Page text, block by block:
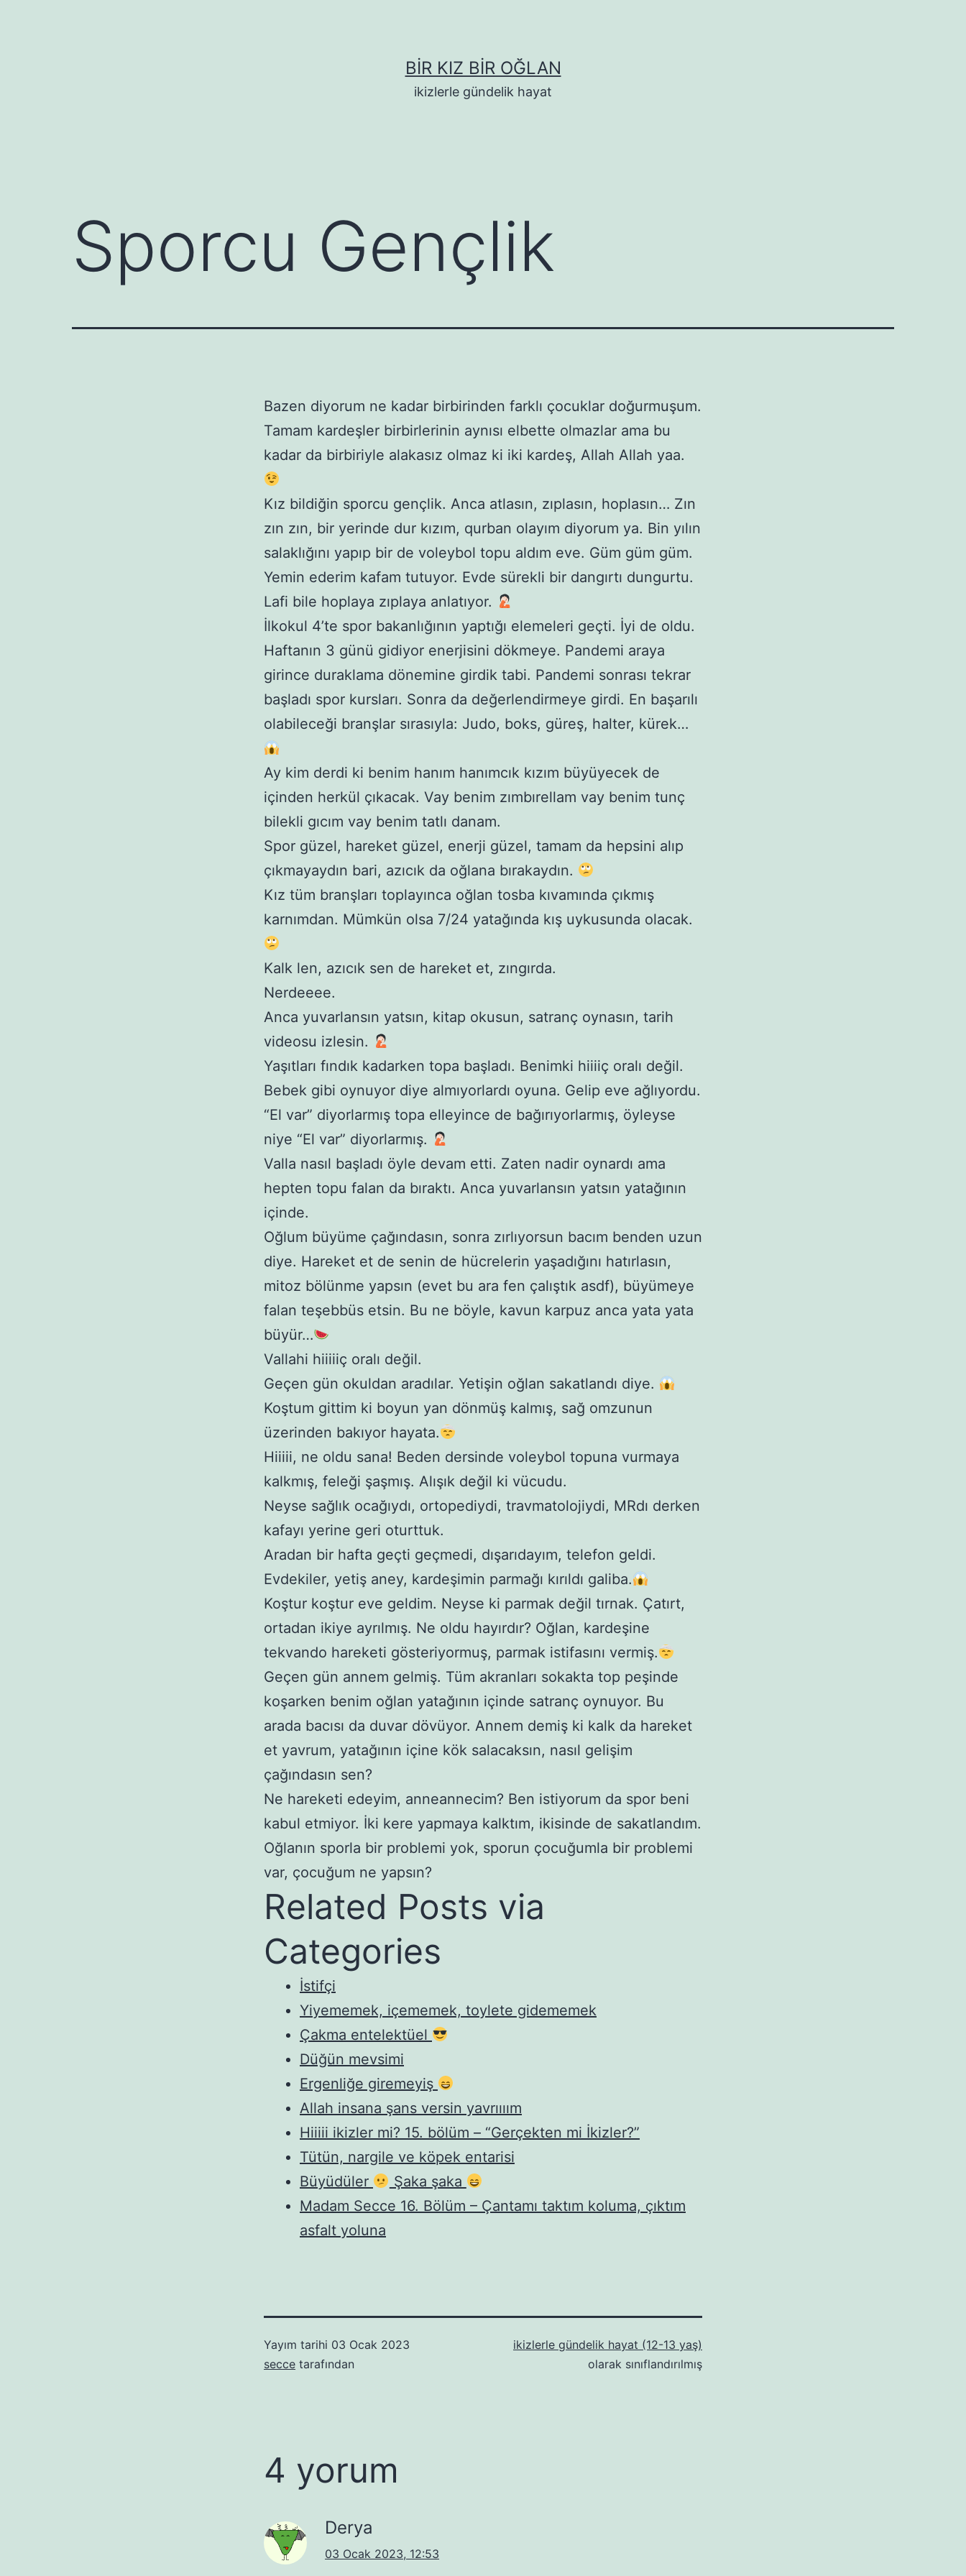
BIR KIZ BIR OĞLAN
ikizlerle gündelik hayat
Sporcu Gençlik
Bazen diyorum ne kadar birbirinden farklı çocuklar doğurmuşum.
Tamam kardeşler birbirlerinin aynısı elbette olmazlar ama bu
kadar da birbiriyle alakasız olmaz ki iki kardeş, Allah Allah yaa.
Kız bildiğin sporcu gençlik. Anca atlasın, zıplasın, hoplasın… Zın
zın zın, bir yerinde dur kızım, qurban olayım diyorum ya. Bin yılın
salaklığını yapıp bir de voleybol topu aldım eve. Güm güm güm.
Yemin ederim kafam tutuyor. Evde sürekli bir dangırtı dungurtu.
Lafi bile hoplaya zıplaya anlatıyor.
İlkokul 4’te spor bakanlığının yaptığı elemeleri geçti. İyi de oldu.
Haftanın 3 günü gidiyor enerjisini dökmeye. Pandemi araya
girince duraklama dönemine girdik tabi. Pandemi sonrası tekrar
başladı spor kursları. Sonra da değerlendirmeye girdi. En başarılı
olabileceği branşlar sırasıyla: Judo, boks, güreş, halter, kürek…
Ay kim derdi ki benim hanım hanımcık kızım büyüyecek de
içinden herkül çıkacak. Vay benim zımbırellam vay benim tunç
bilekli gıcım vay benim tatlı danam.
Spor güzel, hareket güzel, enerji güzel, tamam da hepsini alıp
çıkmayaydın bari, azıcık da oğlana bırakaydın.
Kız tüm branşları toplayınca oğlan tosba kıvamında çıkmış
karnımdan. Mümkün olsa 7/24 yatağında kış uykusunda olacak.
Kalk len, azıcık sen de hareket et, zıngırda.
Nerdeeee.
Anca yuvarlansın yatsın, kitap okusun, satranç oynasın, tarih
videosu izlesin.
Yaşıtları fındık kadarken topa başladı. Benimki hiiiiç oralı değil.
Bebek gibi oynuyor diye almıyorlardı oyuna. Gelip eve ağlıyordu.
“El var” diyorlarmış topa elleyince de bağırıyorlarmış, öyleyse
niye “El var” diyorlarmış.
Valla nasıl başladı öyle devam etti. Zaten nadir oynardı ama
hepten topu falan da bıraktı. Anca yuvarlansın yatsın yatağının
içinde.
Oğlum büyüme çağındasın, sonra zırlıyorsun bacım benden uzun
diye. Hareket et de senin de hücrelerin yaşadığını hatırlasın,
mitoz bölünme yapsın (evet bu ara fen çalıştık asdf), büyümeye
falan teşebbüs etsin. Bu ne böyle, kavun karpuz anca yata yata
büyür…
Vallahi hiiiiiç oralı değil.
Geçen gün okuldan aradılar. Yetişin oğlan sakatlandı diye.
Koştum gittim ki boyun yan dönmüş kalmış, sağ omzunun
üzerinden bakıyor hayata.
Hiiiii, ne oldu sana! Beden dersinde voleybol topuna vurmaya
kalkmış, feleği şaşmış. Alışık değil ki vücudu.
Neyse sağlık ocağıydı, ortopediydi, travmatolojiydi, MRdı derken
kafayı yerine geri oturttuk.
Aradan bir hafta geçti geçmedi, dışarıdayım, telefon geldi.
Evdekiler, yetiş aney, kardeşimin parmağı kırıldı galiba.
Koştur koştur eve geldim. Neyse ki parmak değil tırnak. Çatırt,
ortadan ikiye ayrılmış. Ne oldu hayırdır? Oğlan, kardeşine
tekvando hareketi gösteriyormuş, parmak istifasını vermiş.
Geçen gün annem gelmiş. Tüm akranları sokakta top peşinde
koşarken benim oğlan yatağının içinde satranç oynuyor. Bu
arada bacısı da duvar dövüyor. Annem demiş ki kalk da hareket
et yavrum, yatağının içine kök salacaksın, nasıl gelişim
çağındasın sen?
Ne hareketi edeyim, anneannecim? Ben istiyorum da spor beni
kabul etmiyor. İki kere yapmaya kalktım, ikisinde de sakatlandım.
Oğlanın sporla bir problemi yok, sporun çocuğumla bir problemi
var, çocuğum ne yapsın?
Related Posts via
Categories
İstifçi
Yiyememek, içememek, toylete gidememek
Çakma entelektüel
Düğün mevsimi
Ergenliğe giremeyiş
Allah insana şans versin yavrıııım
Hiiiii ikizler mi? 15. bölüm – “Gerçekten mi İkizler?”
Tütün, nargile ve köpek entarisi
Büyüdüler
Şaka şaka
Madam Secce 16. Bölüm – Çantamı taktım koluma, çıktım
asfalt yoluna
Yayım tarihi 03 Ocak 2023
secce tarafından
ikizlerle gündelik hayat (12-13 yaş)
olarak sınıflandırılmış
4 yorum
Derya
03 Ocak 2023, 12:53